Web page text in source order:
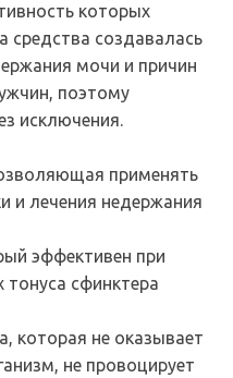
которых
средства создавалась
мочи и причин
поэтому
исключения.
применять
и лечения недержания
эффективен при
тонуса сфинктера
которая не оказывает
не провоцирует